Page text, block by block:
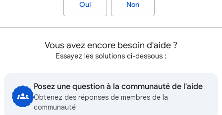
Oui Non
Vous avez encore besoin d'aide ?
Essayez les solutions ci-dessous :
Posez une question à la communauté de l'aide
Obtenez des réponses de membres de la
communauté